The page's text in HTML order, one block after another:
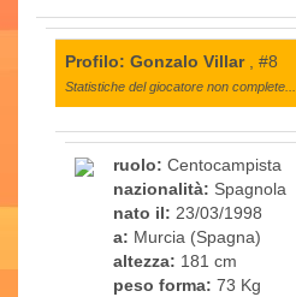
Profilo: Gonzalo Villar, #8
Statistiche del giocatore non complete...
ruolo: Centocampista
nazionalità: Spagnola
nato il: 23/03/1998
a: Murcia (Spagna)
altezza: 181 cm
peso forma: 73 Kg